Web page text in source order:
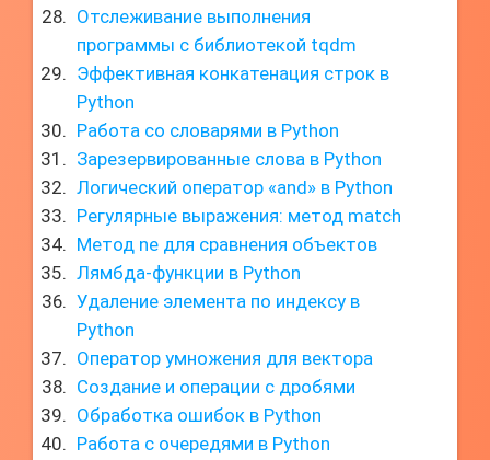
Отслеживание выполнения
программы с библиотекой tqdm
Эффективная конкатенация строк в
Python
Работа со словарями в Python
Зарезервированные слова в Python
Логический оператор «and» в Python
Регулярные выражения: метод match
Метод ne для сравнения объектов
Лямбда-функции в Python
Удаление элемента по индексу в
Python
Оператор умножения для вектора
Создание и операции с дробями
Обработка ошибок в Python
Работа с очередями в Python